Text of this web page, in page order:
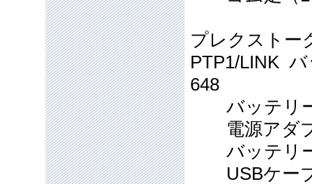
プレクストー
PTP1/LINK
648
バッテリー
電源アダ
バッテリ
USBケー